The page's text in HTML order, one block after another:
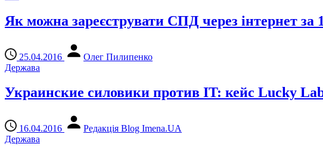
Як можна зареєструвати СПД через інтернет
25.04.2016
Олег Пилипенко
Держава
Украинские силовики против IT: кейс Lucky
16.04.2016
Редакція Blog Imena.UA
Держава